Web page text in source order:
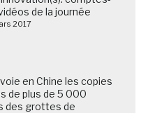
de la journée
2017
en Chine les copies
de plus de 5 000
des grottes de